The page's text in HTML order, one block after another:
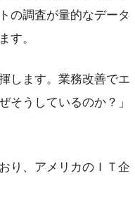
の調査が量的なデータ
す。
します。業務改善でエ
そうしているのか？」
り、アメリカのＩＴ企